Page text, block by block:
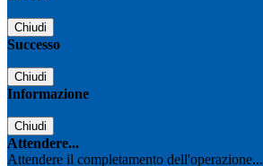
Chiudi
Successo
Chiudi
Informazione
Chiudi
Attendere...
Attendere il completamento dell'operazione...